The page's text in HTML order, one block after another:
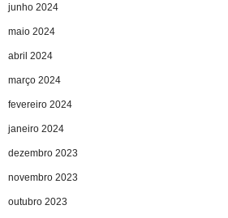
junho 2024
maio 2024
abril 2024
março 2024
fevereiro 2024
janeiro 2024
dezembro 2023
novembro 2023
outubro 2023